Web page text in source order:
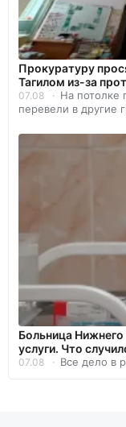
Прокуратуру
Тагилом из-за
07.08
На потолке
перевели в другие
Больница Нижнего
услуги. Что
07.08 Все дело в